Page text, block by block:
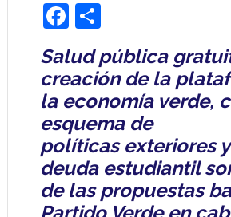
Facebook
Share
Salud pública
creación de la
la economía verde,
esquema de
políticas exteriores
deuda estudiantil
de las propuestas